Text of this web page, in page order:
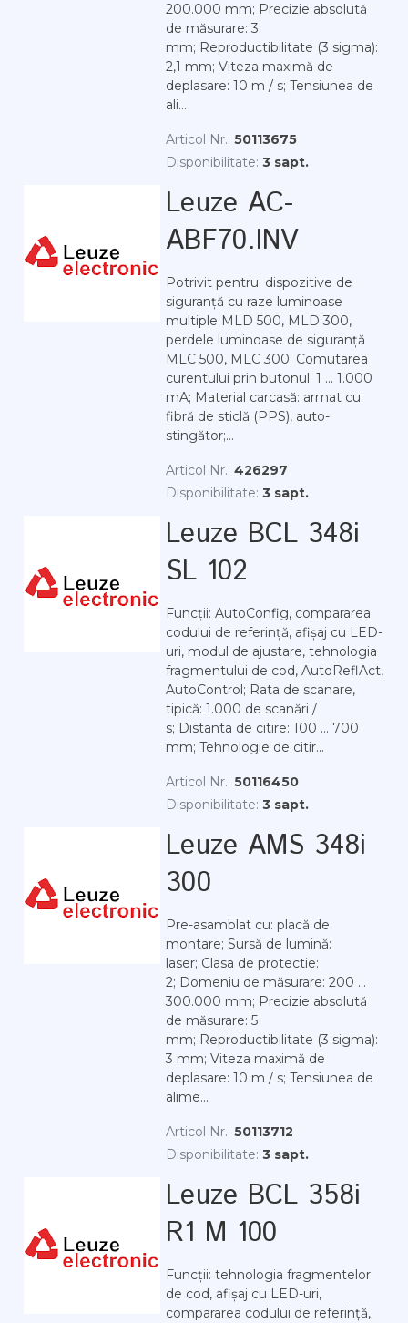
200.000 mm; Precizie absolută
de măsurare: 3
mm; Reproductibilitate (3 sigma):
2,1 mm; Viteza maximă de
deplasare: 10 m / s; Tensiunea de
ali...
Articol Nr.: 50113675
Disponibilitate: 3 sapt.
Leuze AC-
ABF70.INV
Potrivit pentru: dispozitive de
siguranță cu raze luminoase
multiple MLD 500, MLD 300,
perdele luminoase de siguranță
MLC 500, MLC 300; Comutarea
curentului prin butonul: 1 ... 1.000
mA; Material carcasă: armat cu
fibră de sticlă (PPS), auto-
stingător;...
Articol Nr.: 426297
Disponibilitate: 3 sapt.
Leuze BCL 348i
SL 102
Funcții: AutoConfig, compararea
codului de referință, afișaj cu LED-
uri, modul de ajustare, tehnologia
fragmentului de cod, AutoReflAct,
AutoControl; Rata de scanare,
tipică: 1.000 de scanări /
s; Distanta de citire: 100 ... 700
mm; Tehnologie de citir...
Articol Nr.: 50116450
Disponibilitate: 3 sapt.
Leuze AMS 348i
300
Pre-asamblat cu: placă de
montare; Sursă de lumină:
laser; Clasa de protectie:
2; Domeniu de măsurare: 200 ...
300.000 mm; Precizie absolută
de măsurare: 5
mm; Reproductibilitate (3 sigma):
3 mm; Viteza maximă de
deplasare: 10 m / s; Tensiunea de
alime...
Articol Nr.: 50113712
Disponibilitate: 3 sapt.
Leuze BCL 358i
R1 M 100
Funcții: tehnologia fragmentelor
de cod, afișaj cu LED-uri,
compararea codului de referință,